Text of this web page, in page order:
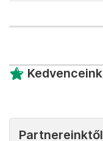
Kedvenceink
Partnereinktől